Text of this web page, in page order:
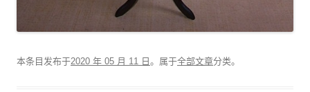
本条目发布于2020 年 05 月 11 日 。属于全部文章分类。